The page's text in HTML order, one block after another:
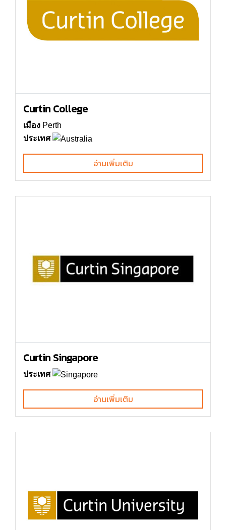
Curtin College
เมือง Perth
ประเทศ
อ่านเพิ่มเติม
Curtin Singapore
ประเทศ
อ่านเพิ่มเติม